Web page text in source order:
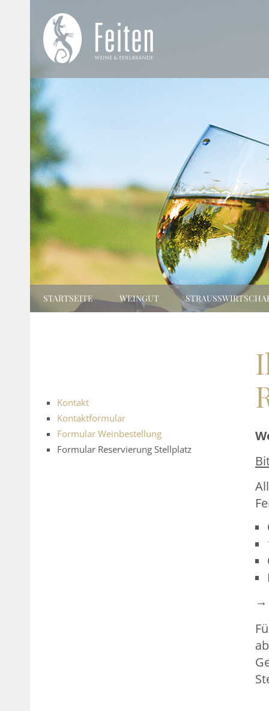
NAVIGATION
ÜBERSPRINGEN
STARTSEITE WEINGUT
→
Kontakt
Kontaktformular
Formular Weinbestellung
Formular Reservierung Stellplatz